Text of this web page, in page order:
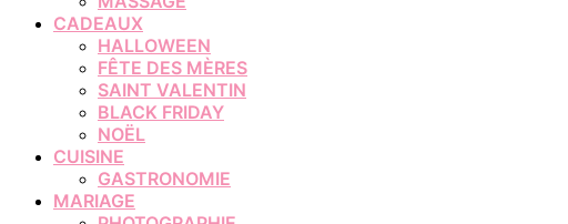
CADEAUX
HALLOWEEN
FÊTE DES MÈRES
SAINT VALENTIN
BLACK FRIDAY
NOËL
CUISINE
GASTRONOMIE
MARIAGE